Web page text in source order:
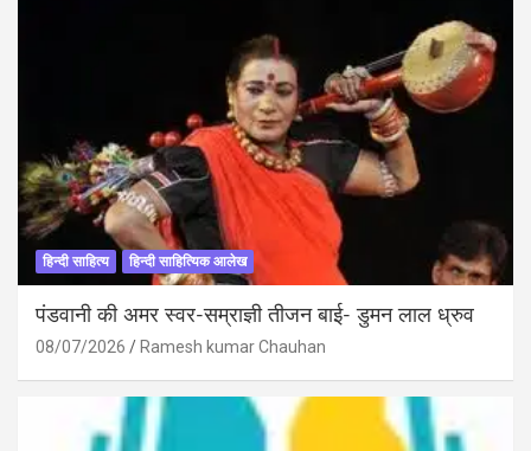
हिन्दी साहित्य हिन्दी साहित्यिक आलेख
पंडवानी की अमर स्वर-सम्राज्ञी तीजन बाई- डुमन लाल ध्रुव
08/07/2026 Ramesh kumar Chauhan